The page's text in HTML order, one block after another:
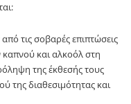
τις σοβαρές επιπτώσεις
και αλκοόλ στη
της έκθεσής τους
της διαθεσιμότητας και